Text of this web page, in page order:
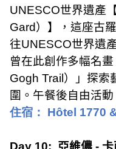
UNESCO世界遺產
Gard ）】，這座古
往UNESCO世界遺
曾在此創作多幅名
Gogh Trail ）」探索
圍。午餐後自由活動
住宿：
Hôtel 1770
Day 10: 亞維儂 -